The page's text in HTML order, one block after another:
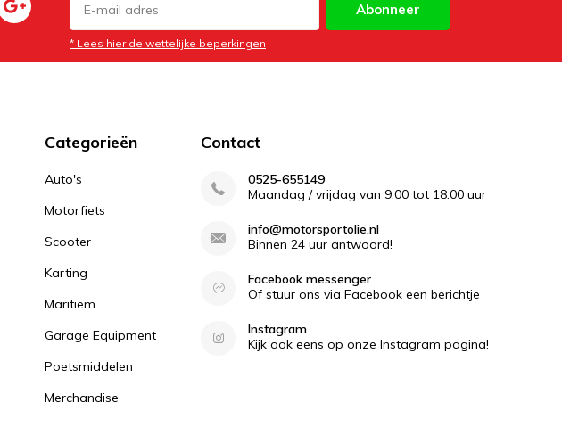
Abonneer
* Lees hier de wettelijke beperkingen
Categorieën
Auto's
Motorfiets
Scooter
Karting
Maritiem
Garage Equipment
Poetsmiddelen
Merchandise
Contact
0525-655149
Maandag / vrijdag van 9:00 tot 18:00 uur
info@motorsportolie.nl
Binnen 24 uur antwoord!
Facebook messenger
Of stuur ons via Facebook een berichtje
Instagram
Kijk ook eens op onze Instagram pagina!